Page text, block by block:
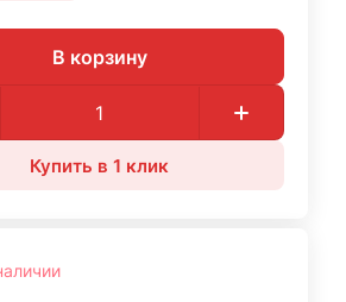
В корзину
Купить в 1 клик